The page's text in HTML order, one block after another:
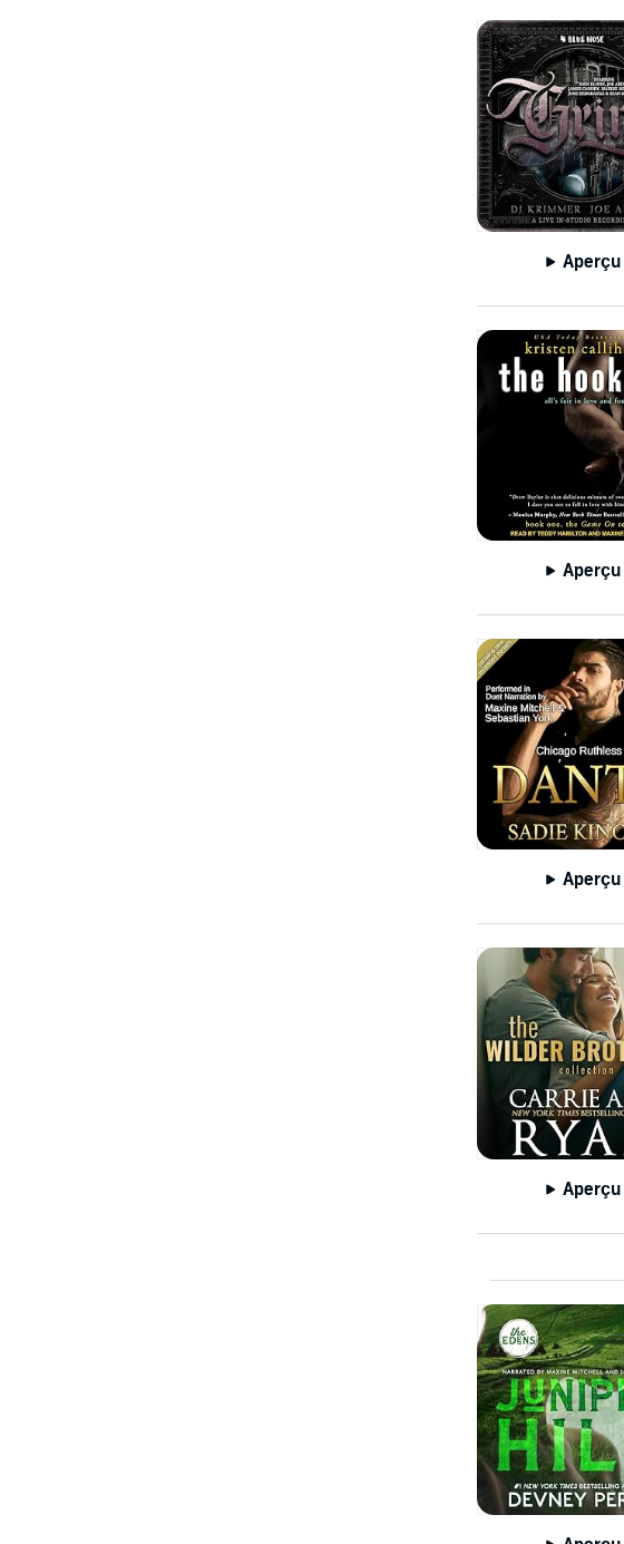
Aperçu
Aperçu
Aperçu
Aperçu